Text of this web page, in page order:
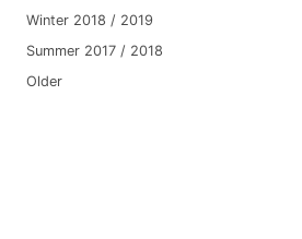
Winter 2018 / 2019
Summer 2017 / 2018
Older